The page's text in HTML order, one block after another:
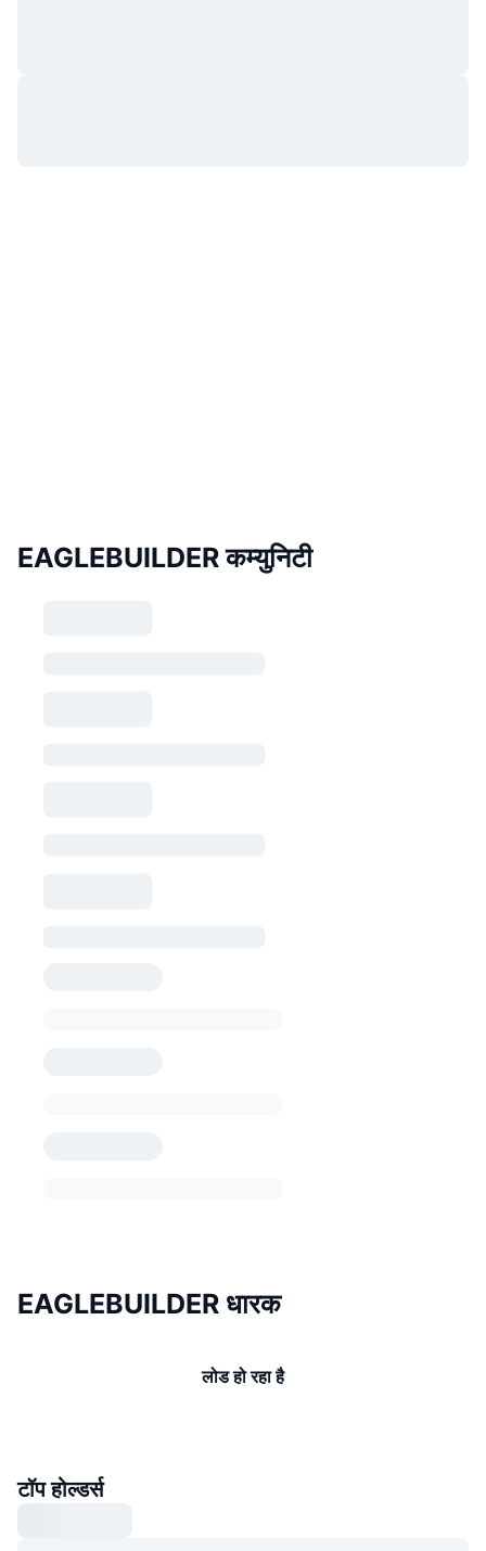
EAGLEBUILDER कम्युनिटी
EAGLEBUILDER धारक
लोड हो रहा है
टॉप होल्डर्स